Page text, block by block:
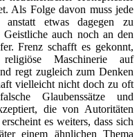
Als Folge davon muss jede
etwas dagegen zu
Geistliche auch noch an den
Frenz schafft es gekonnt,
Maschinerie auf
regt zugleich zum Denken
vielleicht nicht doch zu oft
Glaubenssätze und
die von Autoritäten
es weiters, dass sich
einem ähnlichen Thema